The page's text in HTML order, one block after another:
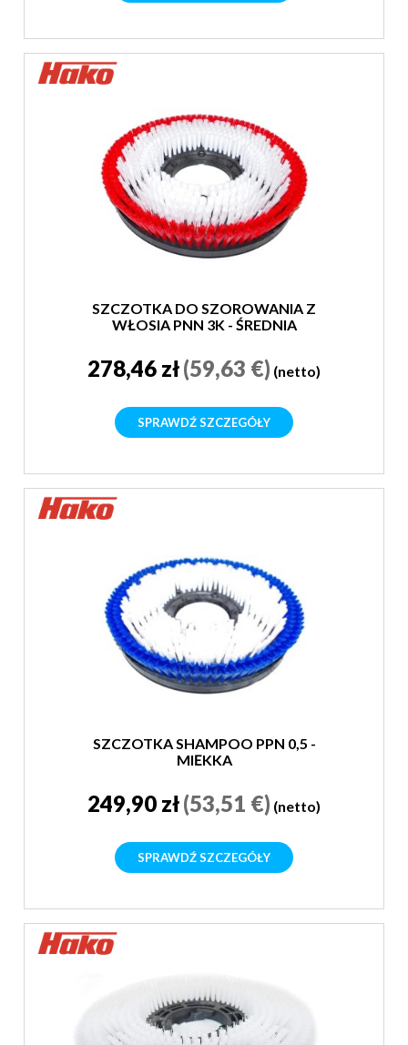
SZCZOTKA DO SZOROWANIA Z
WŁOSIA PNN 3K - ŚREDNIA
278,46 zł(59,63 €) (netto)
SPRAWDŹ SZCZEGÓŁY
SZCZOTKA SHAMPOO PPN 0,5 -
MIĘKKA
249,90 zł(53,51 €) (netto)
SPRAWDŹ SZCZEGÓŁY